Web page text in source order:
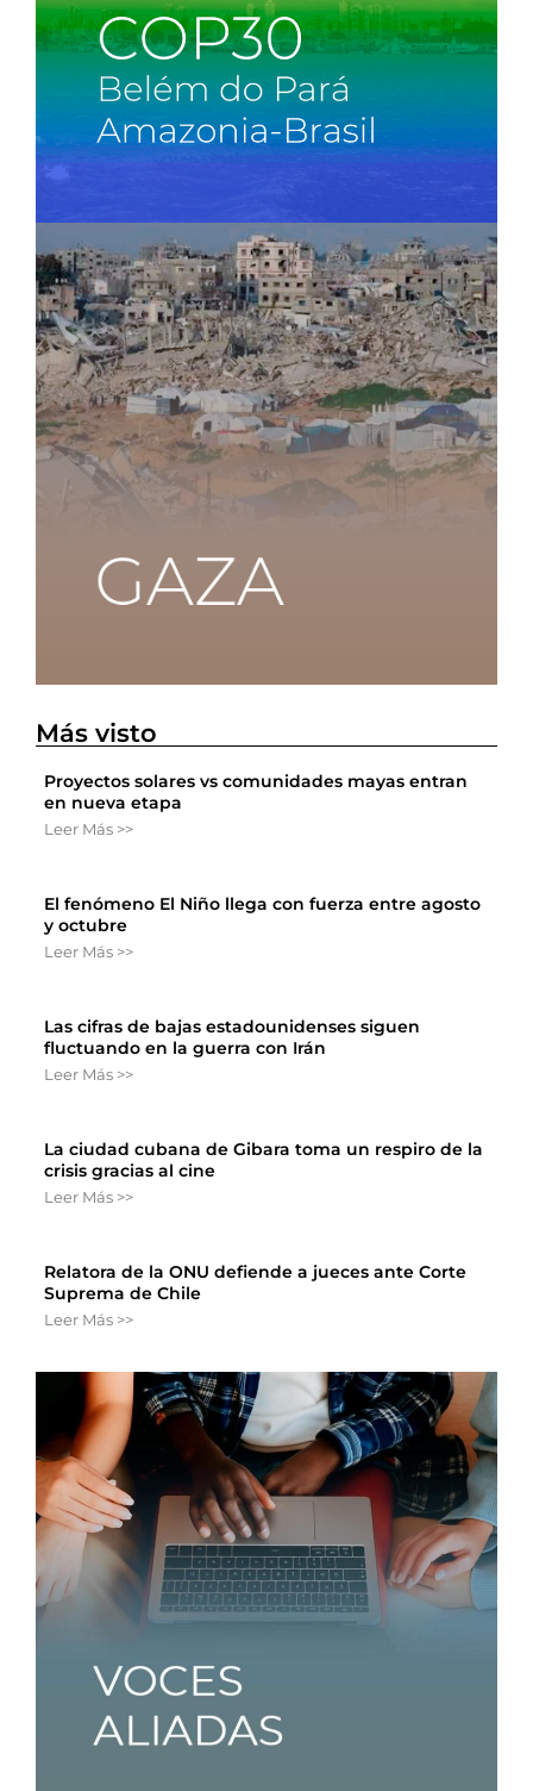
Más visto
Proyectos solares vs comunidades mayas entran
en nueva etapa
Leer Más >>
El fenómeno El Niño llega con fuerza entre agosto
y octubre
Leer Más >>
Las cifras de bajas estadounidenses siguen
fluctuando en la guerra con Irán
Leer Más >>
La ciudad cubana de Gibara toma un respiro de la
crisis gracias al cine
Leer Más >>
Relatora de la ONU defiende a jueces ante Corte
Suprema de Chile
Leer Más >>